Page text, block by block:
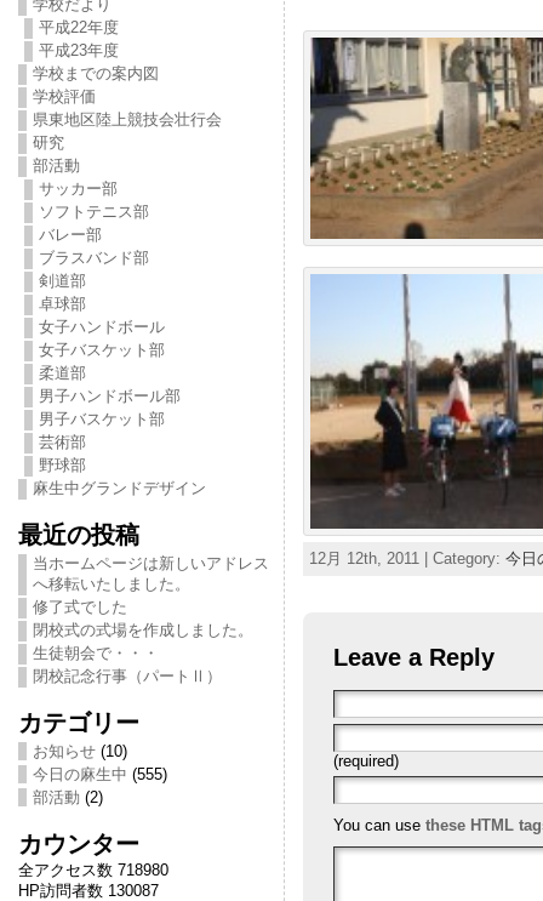
学校だより
平成22年度
平成23年度
学校までの案内図
学校評価
県東地区陸上競技会壮行会
研究
部活動
サッカー部
ソフトテニス部
バレー部
ブラスバンド部
剣道部
卓球部
女子ハンドボール
女子バスケット部
柔道部
男子ハンドボール部
男子バスケット部
芸術部
野球部
麻生中グランドデザイン
最近の投稿
当ホームページは新しいアドレス
へ移転いたしました。
修了式でした
閉校式の式場を作成しました。
生徒朝会で・・・
閉校記念行事（パートⅡ）
カテゴリー
お知らせ(10)
今日の麻生中 (555)
部活動 (2)
カウンター
全アクセス数 718980
HP訪問者数 130087
12月 12th, 2011 | Category: 今日
Leave a Reply
(required)
You can use these HTML